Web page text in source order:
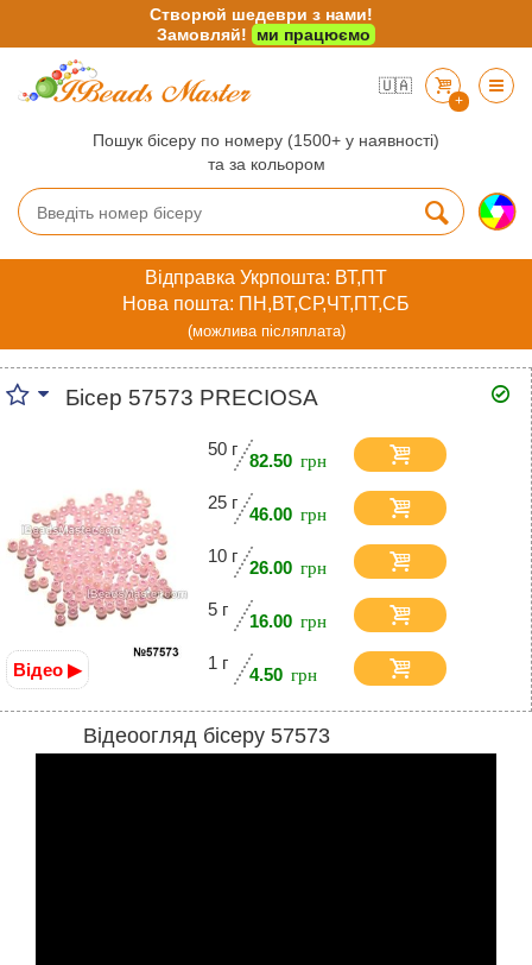
🇺🇦
+
Пошук бісеру по номеру (1500+ у наявності)
та за кольором
Відправка Укрпошта: ВТ,ПТ
Нова пошта: ПН,ВТ,СР,ЧТ,ПТ,СБ
(можлива післяплата)
Бісер 57573 PRECIOSA
Відео ▶
50 г
82.50
25 г
46.00
10 г
26.00
5 г
16.00
1 г
4.50
Відеоогляд бісеру 57573
Створюй шедеври з нами!
Замовляй!
ми працюємо